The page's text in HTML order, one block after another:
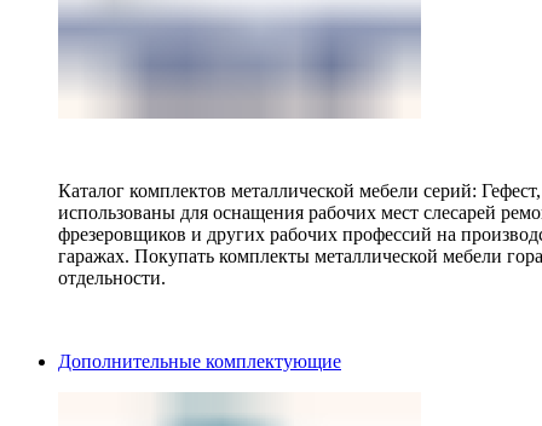
Каталог комплектов металлической мебели серий:
использованы для оснащения рабочих мест слесарей
фрезеровщиков и других рабочих профессий на
гаражах. Покупать комплекты металлической мебели
отдельности.
Дополнительные комплектующие